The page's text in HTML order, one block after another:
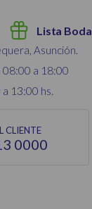
Lista Boda
Asunción.
08:00 a 18:00
13:00 hs.
CLIENTE
0000